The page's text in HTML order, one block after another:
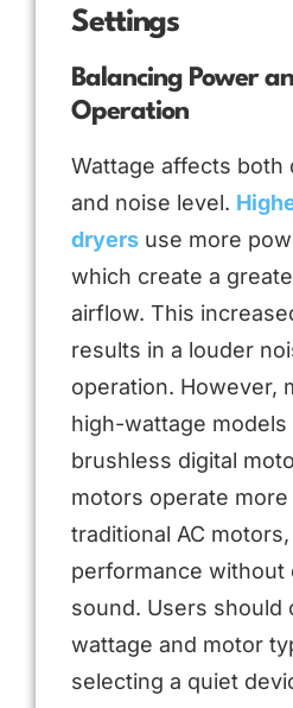
Settings
Balancing Power
Operation
Wattage affects both
and noise level.
dryers use more
which create a
airflow. This
results in a louder
operation. However,
high-wattage models
brushless digital
motors operate
traditional AC
performance without
sound. Users should
wattage and motor
selecting a quiet